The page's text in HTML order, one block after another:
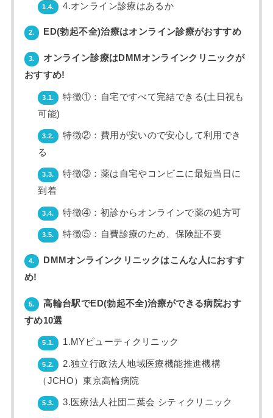
1.4. 4.オンライン診療はあるか
2. ED(勃起不全)治療はオンライン診療がおすすめ
3.
オンライン診療はDMMオンラインクリニックが
おすすめ!
3.1.
特徴①：自宅ですべて完結できる(土日祝も
可能)
3.2.
特徴②：費用が安いので安心して利用でき
る
3.3.
特徴③：薬は自宅やコンビニに最短当日に
到着
3.4. 特徴④：初診からオンラインで薬の処方可
3.5. 特徴⑤：自費診療のため、保険証不要
4.
DMMオンラインクリニックはこんな人におすす
め!
5.
高輪台駅でED(勃起不全)治療ができる病院おす
すめ10選
5.1. 1.MYビューティクリニック
5.2.
2.独立行政法人地域医療機能推進機構
（JCHO）東京高輪病院
5.3. 3.医療法人社団二葉会 シティクリニック